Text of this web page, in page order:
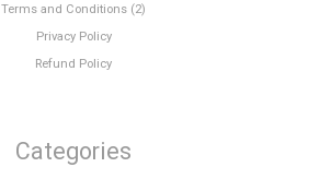
Terms and Conditions (2)
Privacy Policy
Refund Policy
Categories